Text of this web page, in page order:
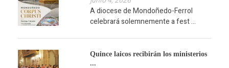
A diocese de Mondoñedo-Ferrol
celebrará solemnemente a fest ...
Quince laicos recibirán los ministerios
...